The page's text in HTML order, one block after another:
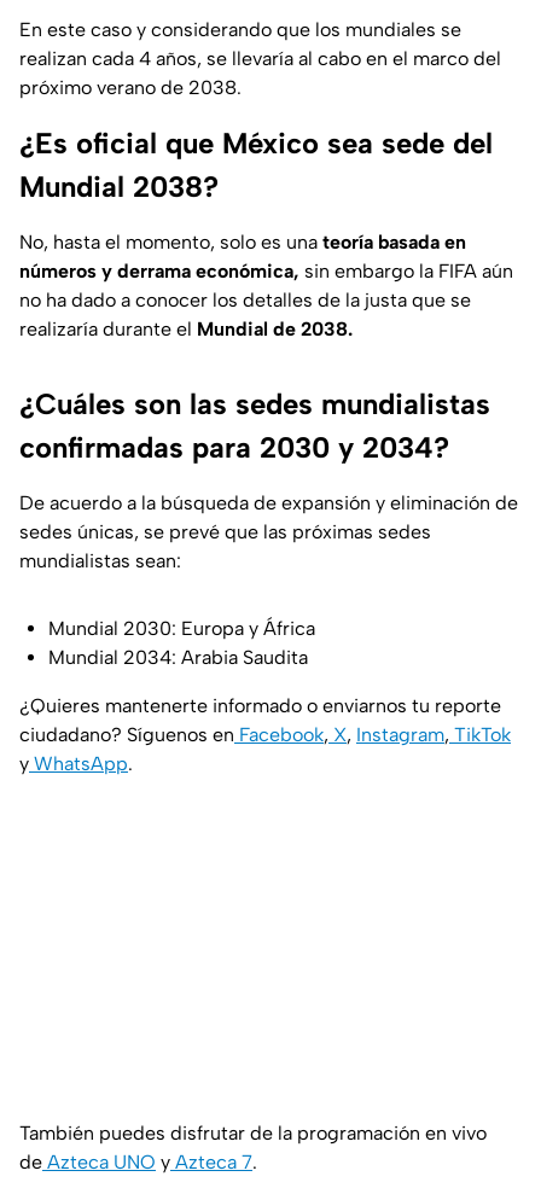
En este caso y considerando que los mundiales se
realizan cada 4 años, se llevaría al cabo en el marco del
próximo verano de 2038.
¿Es oficial que México sea sede del
Mundial 2038?
No, hasta el momento, solo es una teoría basada en
números y derrama económica, sin embargo la FIFA aún
no ha dado a conocer los detalles de la justa que se
realizaría durante el Mundial de 2038.
¿Cuáles son las sedes mundialistas
confirmadas para 2030 y 2034?
De acuerdo a la búsqueda de expansión y eliminación de
sedes únicas, se prevé que las próximas sedes
mundialistas sean:
Mundial 2030: Europa y África
Mundial 2034: Arabia Saudita
¿Quieres mantenerte informado o enviarnos tu reporte
ciudadano? Síguenos en Facebook, X, Instagram, TikTok
y WhatsApp.
También puedes disfrutar de la programación en vivo
de Azteca UNO y Azteca 7.